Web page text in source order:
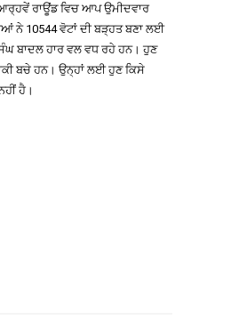
ਰਾਊਂਡ ਵਿਚ ਆਪ ਉਮੀਦਵਾਰ
ਨੇ 10544 ਵੋਟਾਂ ਦੀ ਬੜ੍ਹਤ ਬਣਾ ਲਈ
ਬਾਦਲ ਹਾਰ ਵਲ ਵਧ ਰਹੇ ਹਨ। ਹੁਣ
ਬਚੇ ਹਨ। ਉਨ੍ਹਾਂ ਲਈ ਹੁਣ ਕਿਸੇ
ਹੈ।